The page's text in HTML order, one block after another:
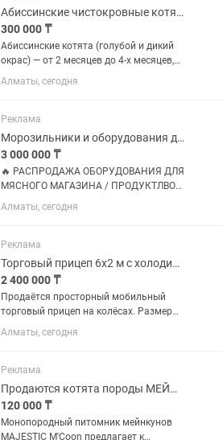
Абиссинские чистокровные котята американский породный тип
300 000 ₸
Абиссинские котята (голубой и дикий
окрас) — от 2 месяцев до 4-х месяцев,
документы, г.Алматы. Фотографии
свежие оригинальные. Продаются
Алматы, сегодня
Реклама
Морозильники и оборудования для цеха
3 000 000 ₸
🔥 РАСПРОДАЖА ОБОРУДОВАНИЯ ДЛЯ
МЯСНОГО МАГАЗИНА / ПРОДУКТЛВОЙ
ТОЧКИ 🔥 В связи с обновлением
оборудования продается комплект
Алматы, сегодня
Реклама
Торговый прицеп 6x2 м с холодильником магазин на колёсах
2 400 000 ₸
Продаётся просторный мобильный
торговый прицеп на колёсах. Размеры:
6 × 2 м — около 12 м² полезной
площади. Прицеп стоит на учёте,
Алматы, сегодня
Реклама
Продаются котята породы МЕЙН-КУН
120 000 ₸
Монопородный питомник мейнкунов
MAJESTIC M'Coon предлагает к